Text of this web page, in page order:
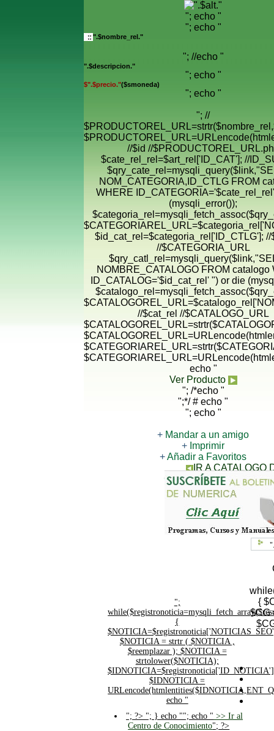
"; echo "
"; echo "
".$nombre_rel."
"; //echo "
".$descripcion."
"; echo "
$".$precio."($smoneda)
"; echo "
"; //
//$id //
$cate_rel_rel=$art_rel['ID_CAT']; //
NOM_CATEGORIA,ID_CTLG FROM
WHERE
(mysqli_error());
$id_cat_rel=$categoria_rel['ID_CTLG']; //
//$CATEGORIA_URL
NOMBRE_CATALOGO FROM catalogo
ID_CATALOG='$id_cat_rel' ") or die
//$cat_rel //$CATALOGO_URL
echo "
Ver Producto
"; /*echo "
";*/ # echo "
"; echo "
+ Mandar a un amigo
+ Imprimir
+Añadir a Favoritos
IR A CATALOGO
CONTACTANOS PARA
{
$CG
";
{
$NOTICIA = strtr ( $NOTICIA ,
$reemplazar ); $NOTICIA =
strtolower($NOTICIA);
$IDNOTICIA =
echo "
"; ?> "; } echo ""; echo " >> Ir al
Centro de Conocimiento"; ?>